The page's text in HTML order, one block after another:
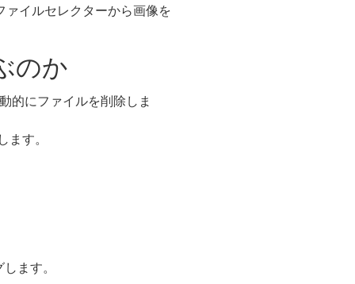
イルセレクターから画像を
のか
的にファイルを削除しま
す。
ます。